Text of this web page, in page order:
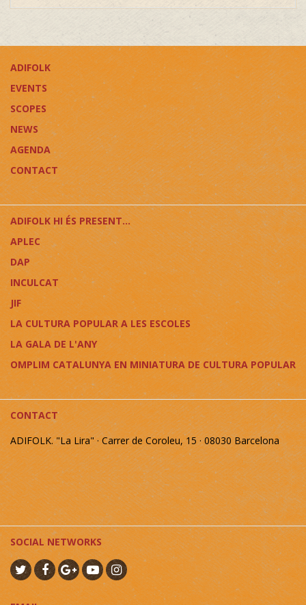
ADIFOLK
EVENTS
SCOPES
NEWS
AGENDA
CONTACT
ADIFOLK HI ÉS PRESENT...
APLEC
DAP
INCULCAT
JIF
LA CULTURA POPULAR A LES ESCOLES
LA GALA DE L'ANY
OMPLIM CATALUNYA EN MINIATURA DE CULTURA POPULAR
CONTACT
ADIFOLK. "La Lira" · Carrer de Coroleu, 15 · 08030 Barcelona
SOCIAL NETWORKS